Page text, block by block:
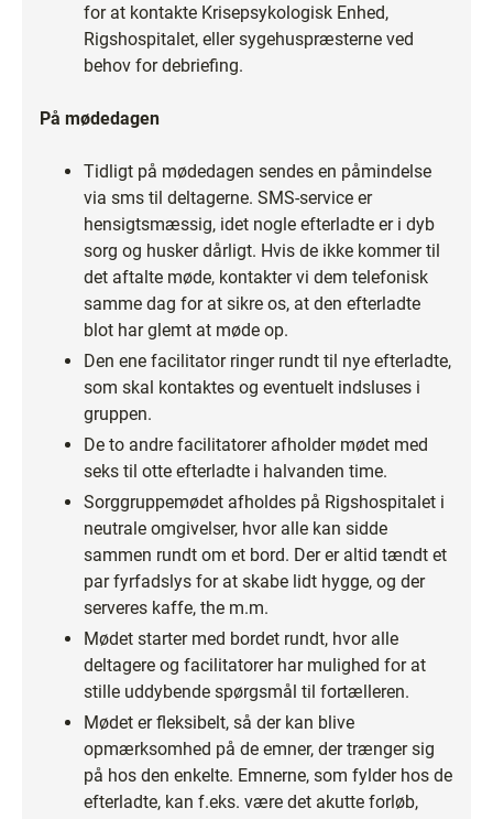
for at kontakte Krisepsykologisk Enhed,
Rigshospitalet, eller sygehuspræsterne ved
behov for debriefing.
På mødedagen
Tidligt på mødedagen sendes en påmindelse
via sms til deltagerne. SMS-service er
hensigtsmæssig, idet nogle efterladte er i dyb
sorg og husker dårligt. Hvis de ikke kommer til
det aftalte møde, kontakter vi dem telefonisk
samme dag for at sikre os, at den efterladte
blot har glemt at møde op.
Den ene facilitator ringer rundt til nye efterladte,
som skal kontaktes og eventuelt indsluses i
gruppen.
De to andre facilitatorer afholder mødet med
seks til otte efterladte i halvanden time.
Sorggruppemødet afholdes på Rigshospitalet i
neutrale omgivelser, hvor alle kan sidde
sammen rundt om et bord. Der er altid tændt et
par fyrfadslys for at skabe lidt hygge, og der
serveres kaffe, the m.m.
Mødet starter med bordet rundt, hvor alle
deltagere og facilitatorer har mulighed for at
stille uddybende spørgsmål til fortælleren.
Mødet er fleksibelt, så der kan blive
opmærksomhed på de emner, der trænger sig
på hos den enkelte. Emnerne, som fylder hos de
efterladte, kan f.eks. være det akutte forløb,